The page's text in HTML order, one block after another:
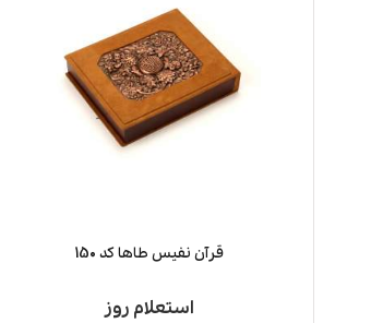
قرآن نفیس طاها کد 150
استعلام روز